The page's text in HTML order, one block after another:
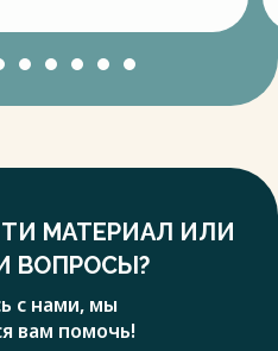
МАТЕРИАЛ ИЛИ
ВОПРОСЫ?
с нами, мы
вам помочь!